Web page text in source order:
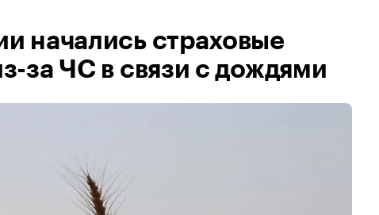
начались страховые
за ЧС в связи с дождями